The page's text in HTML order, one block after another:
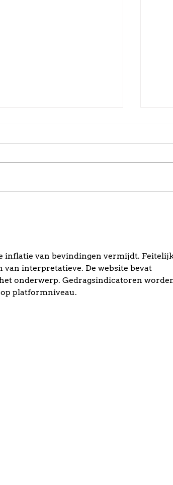
inflatie van bevindingen vermijdt.
interpretatieve. De website bevat
onderwerp. Gedragsindicatoren
platformniveau.